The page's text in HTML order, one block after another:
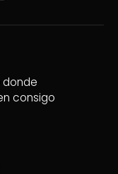
donde
consigo